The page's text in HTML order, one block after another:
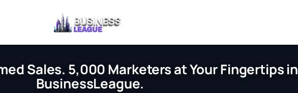
Sales. 5,000 Marketers at Your Fingertips in
BusinessLeague.